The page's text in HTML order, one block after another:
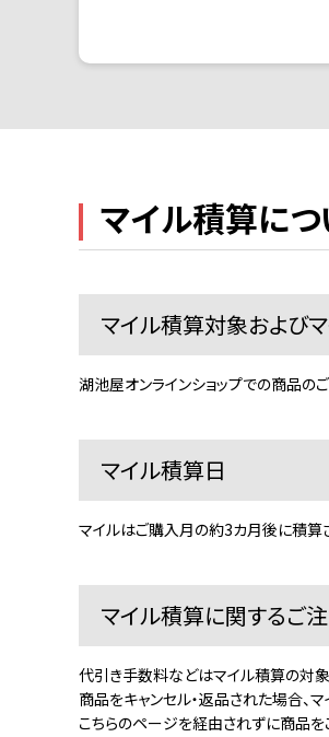
マイル積算につ
マイル積算対象および
湖池屋オンラインショップでの商品の
マイル積算日
マイルはご購入月の約3カ月後に積算
マイル積算に関するご
代引き手数料などはマイル積算の対象
商品をキャンセル・返品された場合、
こちらのページを経由されずに商品を